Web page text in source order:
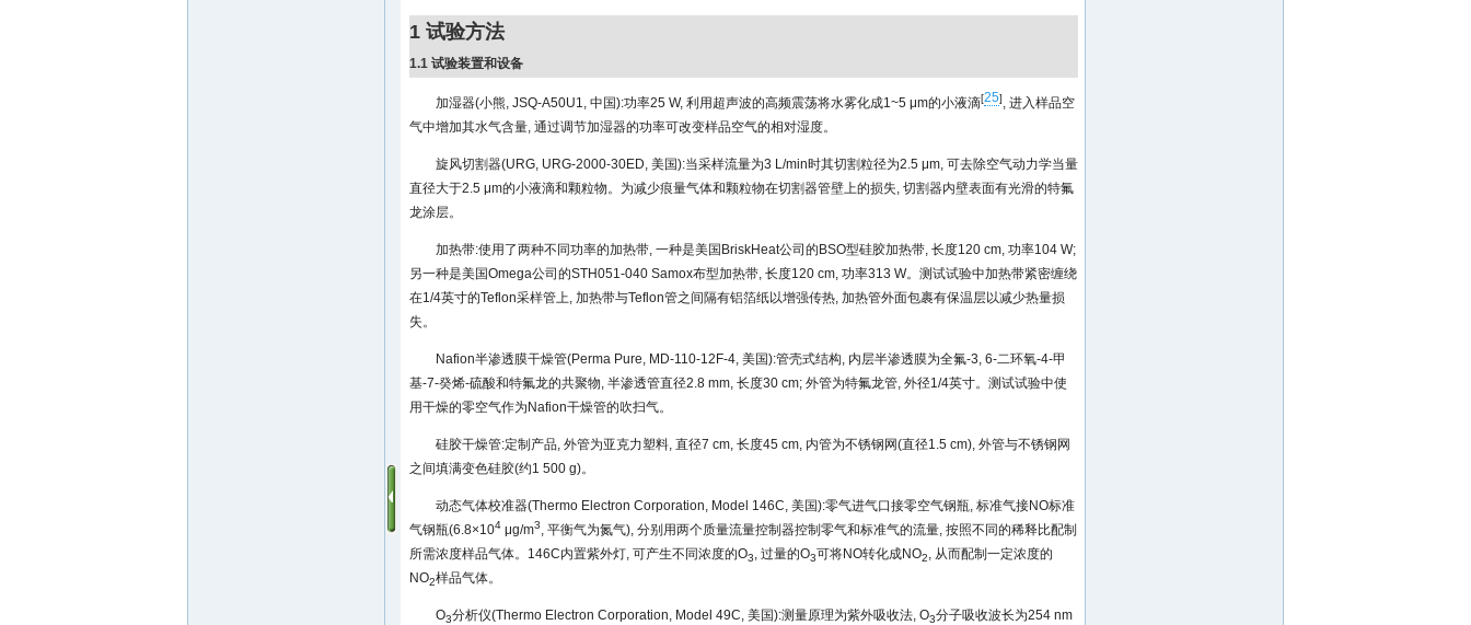
1 试验方法
1.1 试验装置和设备
加湿器(小熊, JSQ-A50U1, 中国):功率25 W, 利用超声波的高频震荡将水雾化成1~5 μm的小液滴[25], 进入样品空
气中增加其水气含量, 通过调节加湿器的功率可改变样品空气的相对湿度。
旋风切割器(URG, URG-2000-30ED, 美国):当采样流量为3 L/min时其切割粒径为2.5 μm, 可去除空气动力学当量
直径大于2.5 μm的小液滴和颗粒物。为减少痕量气体和颗粒物在切割器管壁上的损失, 切割器内壁表面有光滑的特氟
龙涂层。
加热带:使用了两种不同功率的加热带, 一种是美国BriskHeat公司的BSO型硅胶加热带, 长度120 cm, 功率104 W;
另一种是美国Omega公司的STH051-040 Samox布型加热带, 长度120 cm, 功率313 W。测试试验中加热带紧密缠绕
在1/4英寸的Teflon采样管上, 加热带与Teflon管之间隔有铝箔纸以增强传热, 加热管外面包裹有保温层以减少热量损
失。
Nafion半渗透膜干燥管(Perma Pure, MD-110-12F-4, 美国):管壳式结构, 内层半渗透膜为全氟-3, 6-二环氧-4-甲
基-7-癸烯-硫酸和特氟龙的共聚物, 半渗透管直径2.8 mm, 长度30 cm; 外管为特氟龙管, 外径1/4英寸。测试试验中使
用干燥的零空气作为Nafion干燥管的吹扫气。
硅胶干燥管:定制产品, 外管为亚克力塑料, 直径7 cm, 长度45 cm, 内管为不锈钢网(直径1.5 cm), 外管与不锈钢网
之间填满变色硅胶(约1 500 g)。
动态气体校准器(Thermo Electron Corporation, Model 146C, 美国):零气进气口接零空气钢瓶, 标准气接NO标准
气钢瓶(6.8×104 μg/m3, 平衡气为氮气), 分别用两个质量流量控制器控制零气和标准气的流量, 按照不同的稀释比配制
所需浓度样品气体。146C内置紫外灯, 可产生不同浓度的O3, 过量的O3可将NO转化成NO2, 从而配制一定浓度的
NO2样品气体。
O3分析仪(Thermo Electron Corporation, Model 49C, 美国):测量原理为紫外吸收法, O3分子吸收波长为254 nm